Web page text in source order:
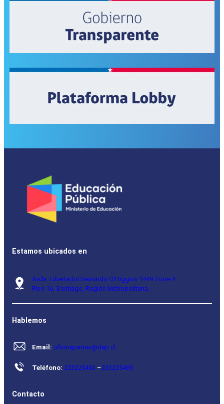
Estamos ubicados en
Avda. Libertador Bernardo O’Higgins 1449 Torre 4
Piso 16, Santiago, Región Metropolitana.
Hablemos
Email: oficinapartes@dep.cl
Teléfono: 233225492 –233225485
Contacto